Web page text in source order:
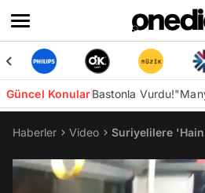
Güncel KonularBastonla Vurdu!
Haberler Video Suriyelilere